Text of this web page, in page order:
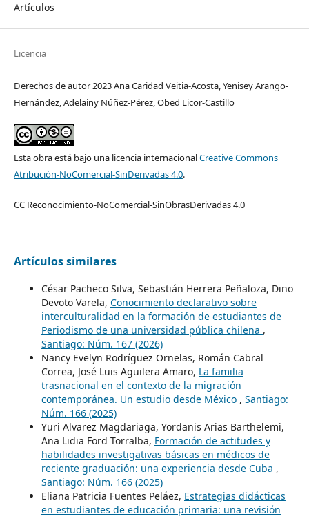
Artículos
Licencia
Derechos de autor 2023 Ana Caridad Veitia-Acosta, Yenisey Arango-
Hernández, Adelainy Núñez-Pérez, Obed Licor-Castillo
Esta obra está bajo una licencia internacionalCreative Commons
Atribución-NoComercial-SinDerivadas 4.0.
CC Reconocimiento-NoComercial-SinObrasDerivadas 4.0
Artículos similares
César Pacheco Silva, Sebastián Herrera Peñaloza, Dino
Devoto Varela, Conocimiento declarativo sobre
interculturalidad en la formación de estudiantes de
Periodismo de una universidad pública chilena ,
Santiago: Núm. 167 (2026)
Nancy Evelyn Rodríguez Ornelas, Román Cabral
Correa, José Luis Aguilera Amaro, La familia
trasnacional en el contexto de la migración
contemporánea. Un estudio desde México , Santiago:
Núm. 166 (2025)
Yuri Alvarez Magdariaga, Yordanis Arias Barthelemi,
Ana Lidia Ford Torralba, Formación de actitudes y
habilidades investigativas básicas en médicos de
reciente graduación: una experiencia desde Cuba ,
Santiago: Núm. 166 (2025)
Eliana Patricia Fuentes Peláez, Estrategias didácticas
en estudiantes de educación primaria: una revisión